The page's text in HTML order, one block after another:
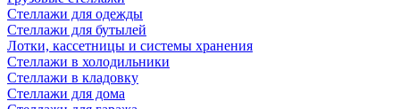
Стеллажи для одежды
Стеллажи для бутылей
Лотки, кассетницы и системы хранения
Стеллажи в холодильники
Стеллажи в кладовку
Стеллажи для дома